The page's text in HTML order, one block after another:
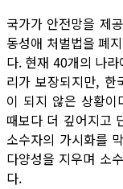
국가가 안전망을 제
동성애 처벌법을 폐
다. 현재 40개의 나
리가 보장되지만, 한
이 되지 않은 상황이
때보다 더 깊어지고
소수자의 가시화를
다양성을 지우며 소
다.